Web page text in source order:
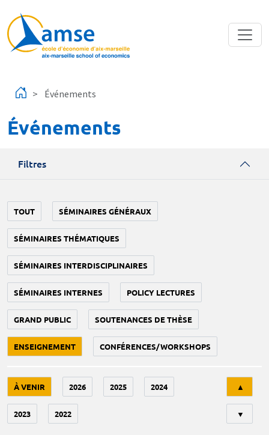
Événements
Événements
Filtres
TOUT SÉMINAIRES GÉNÉRAUX
SÉMINAIRES THÉMATIQUES
SÉMINAIRES INTERDISCIPLINAIRES
SÉMINAIRES INTERNES POLICY LECTURES
GRAND PUBLIC SOUTENANCES DE THÈSE
ENSEIGNEMENT CONFÉRENCES/WORKSHOPS
À VENIR 2026 2025 2024
2023 2022
▲
▼